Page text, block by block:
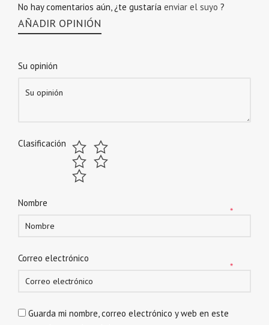
No hay comentarios aún, ¿te gustaría enviar el suyo ?
AÑADIR OPINIÓN
Su opinión
Clasificación
Nombre
*
Correo electrónico
*
Guarda mi nombre, correo electrónico y web en este